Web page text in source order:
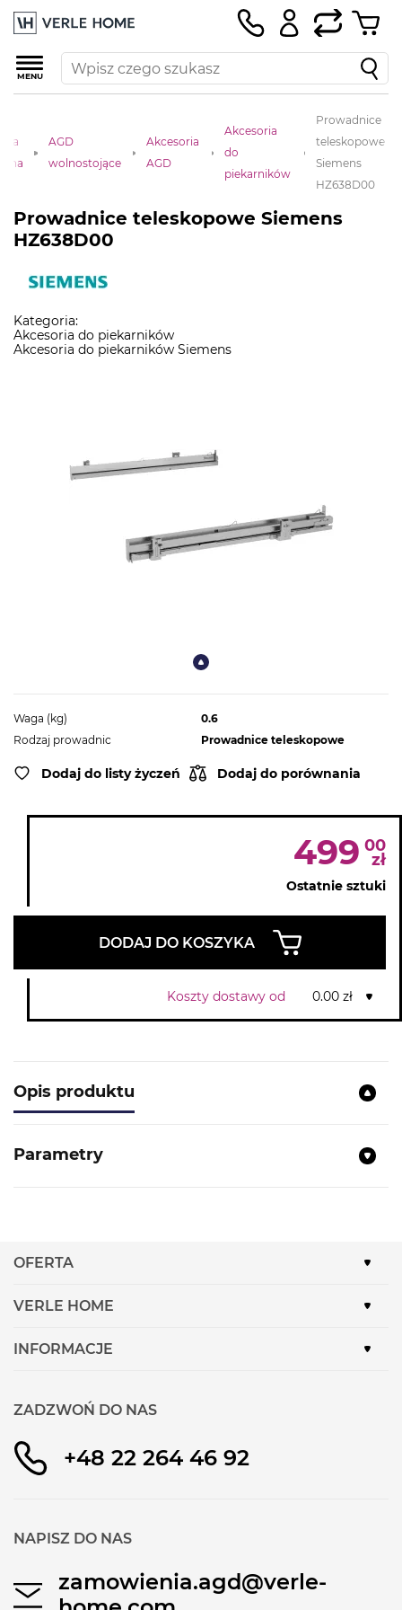
MENU
AGD
wolnostojące
Akcesoria
AGD
Akcesoria
do
piekarników
Prowadnice
teleskopowe
Siemens
HZ638D00
Prowadnice teleskopowe Siemens
HZ638D00
Kategoria:
Akcesoria do piekarników
Akcesoria do piekarników Siemens
Waga (kg)
0.6
Rodzaj prowadnic
Prowadnice teleskopowe
Dodaj do listy życzeń Dodaj do porównania
499 00
zł
Ostatnie sztuki
DODAJ DO KOSZYKA
Koszty dostawy od 0.00 zł
Opis produktu
Parametry
OFERTA
VERLE HOME
INFORMACJE
ZADZWOŃ DO NAS
+48 22 264 46 92
NAPISZ DO NAS
zamowienia.agd@verle-